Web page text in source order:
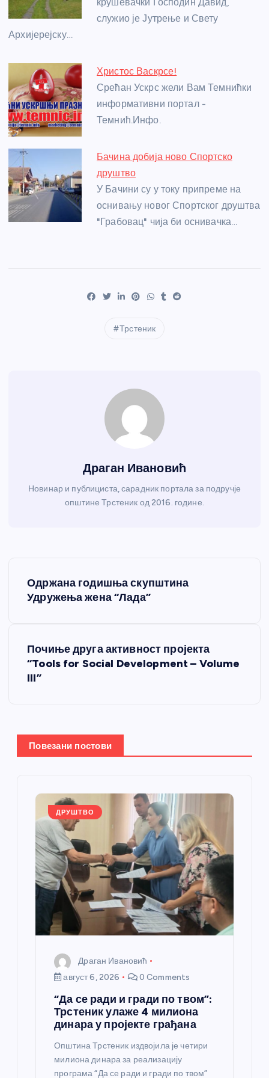
o
k
er
p
служио је Јутрење и Свету
Архијерејску…
Христос Васкрсе!
Срећан Ускрс жели Вам Темнићки
информативни портал -
Темнић.Инфо.
Бачина добија ново Спортско
друштво
У Бачини су у току припреме на
оснивању новог Спортског друштва
"Грабовац" чија би оснивачка…
Трстеник
Драган Ивановић
Новинар и публициста, сарадник портала за подручје
општине Трстеник од 2016. године.
Одржана годишња скупштина
Удружења жена “Лада”
Почиње друга активност пројекта
“Tools for Social Development – Volume
III”
Повезани постови
ДРУШТВО
Драган Ивановић
август 6, 2026
0 Comments
“Да се ради и гради по твом”:
Трстеник улаже 4 милиона
динара у пројекте грађана
Општина Трстеник издвојила је четири
милиона динара за реализацију
програма “Да се ради и гради по твом”